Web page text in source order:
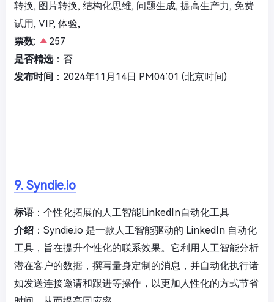
转换, 图片转换, 结构化思维, 问题生成, 提高生产力, 免费
试用, VIP, 体验,
票数:
257
是否精选：否
发布时间 ：2024年11月14日 PM04:01 (北京时间)
9. Syndie.io
标语：个性化拓展的人工智能LinkedIn自动化工具
介绍 ：Syndie.io 是一款人工智能驱动的 LinkedIn 自动化
工具，旨在提升个性化的联系效果。它利用人工智能分析
潜在客户的数据，撰写量身定制的消息，并自动化执行诸
如发送连接邀请和跟进等操作，以更加人性化的方式节省